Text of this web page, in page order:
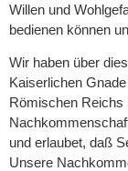
Willen und
bedienen können
Wir haben über
Kaiserlichen
Römischen Reichs
und erlaubet, daß
Unsere